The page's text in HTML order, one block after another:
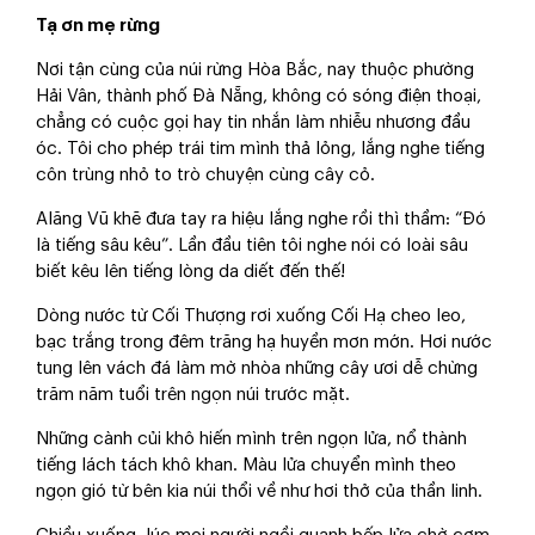
Tạ ơn mẹ rừng
Nơi tận cùng của núi rừng Hòa Bắc, nay thuộc phường
Hải Vân, thành phố Đà Nẵng, không có sóng điện thoại,
chẳng có cuộc gọi hay tin nhắn làm nhiễu nhương đầu
óc. Tôi cho phép trái tim mình thả lỏng, lắng nghe tiếng
côn trùng nhỏ to trò chuyện cùng cây cỏ.
Alăng Vũ khẽ đưa tay ra hiệu lắng nghe rồi thì thầm: “Đó
là tiếng sâu kêu”. Lần đầu tiên tôi nghe nói có loài sâu
biết kêu lên tiếng lòng da diết đến thế!
Dòng nước từ Cối Thượng rơi xuống Cối Hạ cheo leo,
bạc trắng trong đêm trăng hạ huyền mơn mớn. Hơi nước
tung lên vách đá làm mờ nhòa những cây ươi dễ chừng
trăm năm tuổi trên ngọn núi trước mặt.
Những cành củi khô hiến mình trên ngọn lửa, nổ thành
tiếng lách tách khô khan. Màu lửa chuyển mình theo
ngọn gió từ bên kia núi thổi về như hơi thở của thần linh.